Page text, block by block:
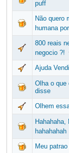
puff
Não quero
humana
800 reais
negocio ?!
Ajuda
Olha o que
disse
Olhem
hahahahah
Meu